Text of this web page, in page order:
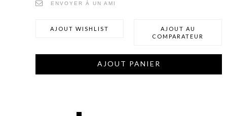
ENVOYER À UN AMI
AJOUT WISHLIST
AJOUT AU
COMPARATEUR
AJOUT PANIER